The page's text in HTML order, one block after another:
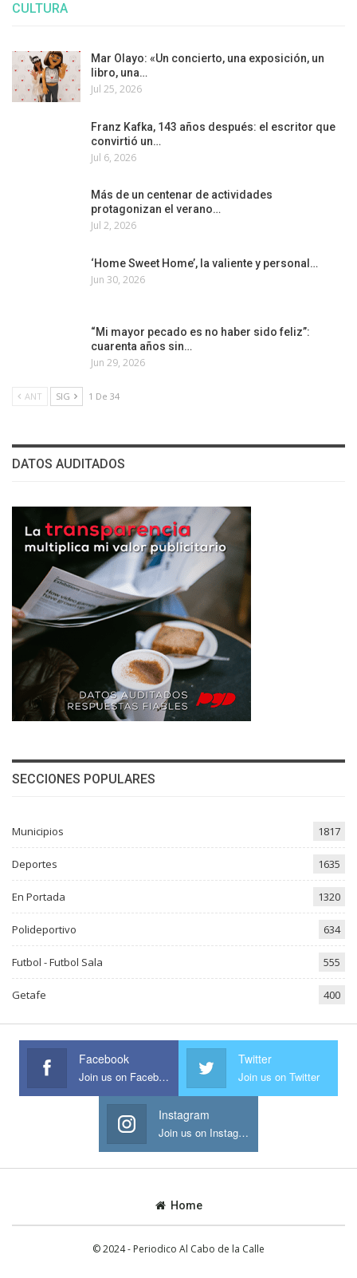
CULTURA
Mar Olayo: «Un concierto, una exposición, un
libro, una…
Jul 25, 2026
Franz Kafka, 143 años después: el escritor que
convirtió un…
Jul 6, 2026
Más de un centenar de actividades
protagonizan el verano…
Jul 2, 2026
‘Home Sweet Home’, la valiente y personal…
Jun 30, 2026
“Mi mayor pecado es no haber sido feliz”:
cuarenta años sin…
Jun 29, 2026
ANT SIG 1 De 34
DATOS AUDITADOS
SECCIONES POPULARES
Municipios 1817
Deportes 1635
En Portada 1320
Polideportivo 634
Futbol - Futbol Sala 555
Getafe 400
Facebook
Join us on Facebook
Twitter
Join us on Twitter
Instagram
Join us on Instagram
Home
© 2024 - Periodico Al Cabo de la Calle